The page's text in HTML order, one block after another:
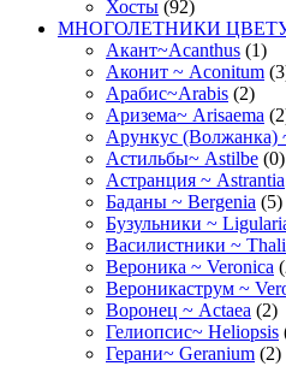
Хосты (92)
МНОГОЛЕТНИКИ
Акант~Acanthus (1)
Аконит ~ Aconitum
Арабис~Arabis (2)
Аризема~ Arisaema
Арункус (Волжанка)
Астильбы~ Astilbe (0)
Астранция ~ Astrantia
Баданы ~ Bergenia (5)
Бузульники ~
Василистники ~
Вероника ~ Veronica
Вероникаструм ~
Воронец ~ Actaea (2)
Гелиопсис~ Heliopsis
Герани~ Geranium (2)